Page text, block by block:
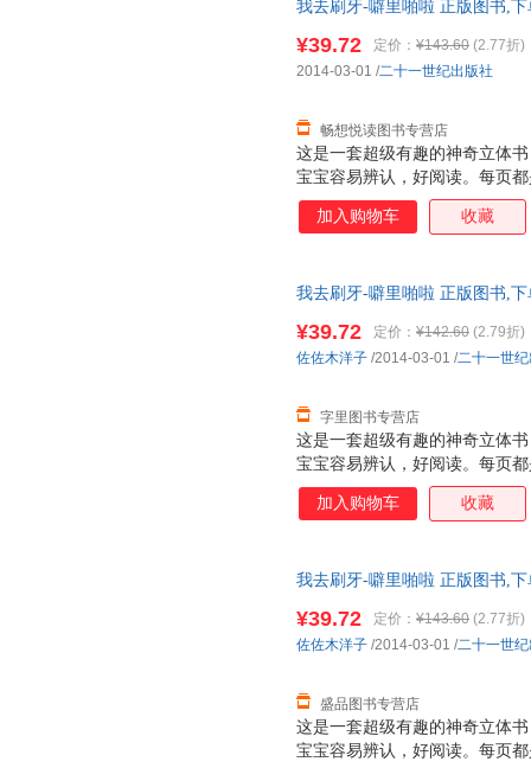
我去刷牙-噼里啪啦 正版图书,
这是一套超级有趣的神奇立体
宝宝容易辨认，好阅读。每页
张诱人，而且采用了一些局部
面，让人看到图画内部的东西
小插页，图案可以根据翻和不
次重复着生活场景，加强宝宝
能力 2. 建立宝宝良好的行为习
¥39.72 定价： ¥143.60 (2.77折)
畅想悦读图书专营店
2014-03-01 /二十一世纪出版社
加入购物车 收藏
我去刷牙-噼里啪啦 正版图书,
这是一套超级有趣的神奇立体
宝宝容易辨认，好阅读。每页
张诱人，而且采用了一些局部
面，让人看到图画内部的东西
小插页，图案可以根据翻和不
次重复着生活场景，加强宝宝
能力 2. 建立宝宝良好的行为习
¥39.72 定价： ¥142.60 (2.79折)
字里图书专营店
佐佐木洋子 /2014-03-01 /二十一世
加入购物车 收藏
我去刷牙-噼里啪啦 正版图书,
这是一套超级有趣的神奇立体
宝宝容易辨认，好阅读。每页
¥39.72 定价： ¥143.60 (2.77折)
盛品图书专营店
佐佐木洋子 /2014-03-01 /二十一世